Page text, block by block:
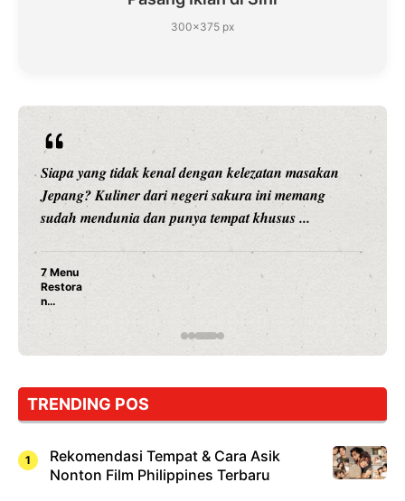
300×375 px
Siapa yang tidak kenal dengan kelezatan masakan
Jepang? Kuliner dari negeri sakura ini memang
sudah mendunia dan punya tempat khusus ...
7 Menu
Restora
n
Jepang
yang
Dicoba,
Cuma
Sushi!
TRENDING POS
Rekomendasi Tempat & Cara Asik
Nonton Film Philippines Terbaru